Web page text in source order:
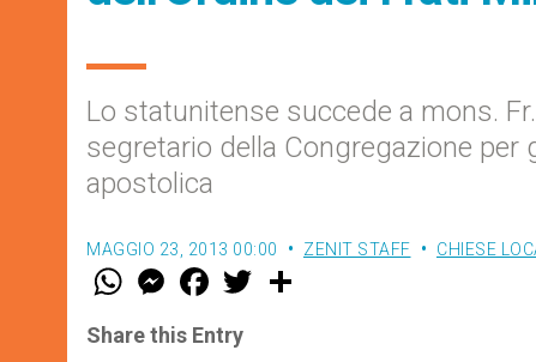
Lo statunitense succede a mons.
segretario della Congregazione
apostolica
MAGGIO 23, 2013 00:00 ZENIT STAFF CHIESE
W
t
s
M
e
s
e
F
a
e
b
w
Share this Entry